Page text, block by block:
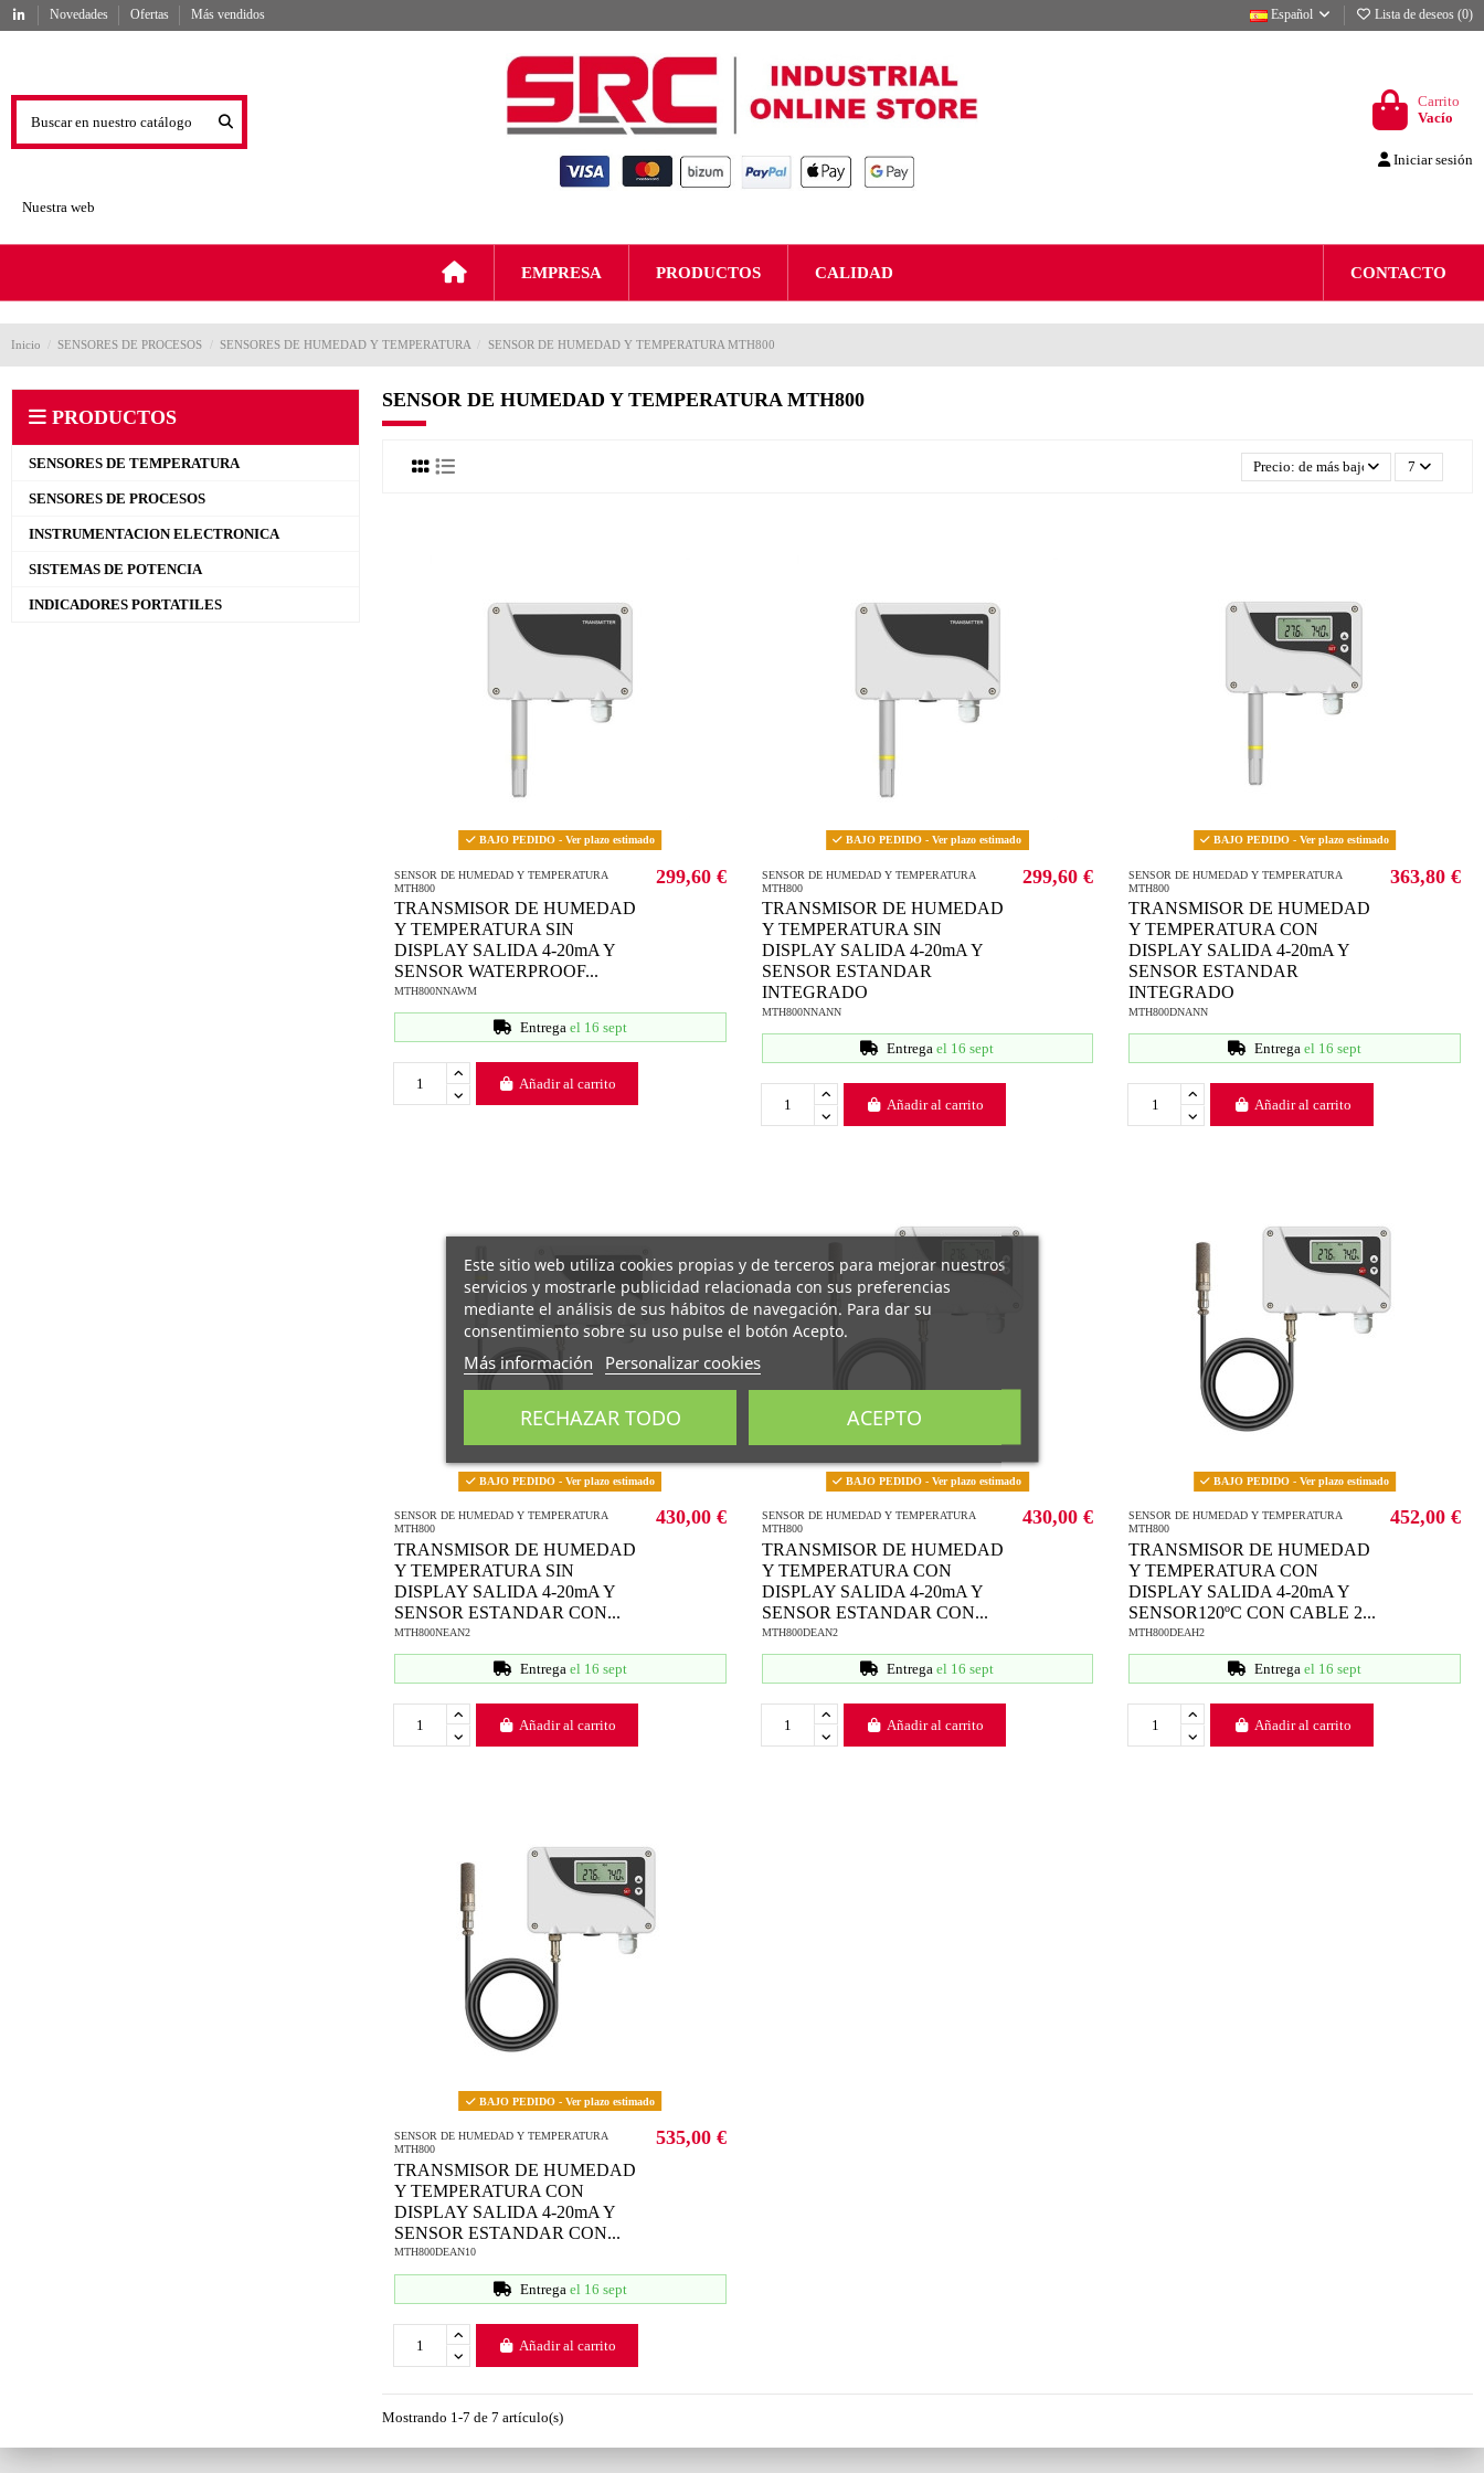
Novedades Ofertas Más vendidos Español Lista de deseos (0)
Carrito
Vacío
Iniciar sesión
Nuestra web
Este sitio web utiliza cookies propias y de terceros para mejorar nuestros
servicios y mostrarle publicidad relacionada con sus preferencias
mediante el análisis de sus hábitos de navegación. Para dar su
consentimiento sobre su uso pulse el botón Acepto.
Más información Personalizar cookies
RECHAZAR TODO ACEPTO
EMPRESA PRODUCTOS CALIDAD CONTACTO
Inicio SENSORES DE PROCESOS SENSORES DE HUMEDAD Y TEMPERATURA SENSOR DE HUMEDAD Y TEMPERATURA MTH800
SENSOR DE HUMEDAD Y TEMPERATURA MTH800
Precio: de más bajo a más alto
7
BAJO PEDIDO - Ver plazo estimado
SENSOR DE HUMEDAD Y TEMPERATURA
MTH800
TRANSMISOR DE HUMEDAD
Y TEMPERATURA SIN
DISPLAY SALIDA 4-20mA Y
SENSOR WATERPROOF...
MTH800NNAWM
299,60 €
Entrega el 16 sept
Añadir al carrito
BAJO PEDIDO - Ver plazo estimado
SENSOR DE HUMEDAD Y TEMPERATURA
MTH800
TRANSMISOR DE HUMEDAD
Y TEMPERATURA SIN
DISPLAY SALIDA 4-20mA Y
SENSOR ESTANDAR
INTEGRADO
MTH800NNANN
299,60 €
Entregael 16 sept
Añadir al carrito
BAJO PEDIDO - Ver plazo estimado
SENSOR DE HUMEDAD Y TEMPERATURA
MTH800
TRANSMISOR DE HUMEDAD
Y TEMPERATURA CON
DISPLAY SALIDA 4-20mA Y
SENSOR ESTANDAR
INTEGRADO
MTH800DNANN
363,80 €
Entregael 16 sept
Añadir al carrito
BAJO PEDIDO - Ver plazo estimado
SENSOR DE HUMEDAD Y TEMPERATURA
MTH800
TRANSMISOR DE HUMEDAD
Y TEMPERATURA SIN
DISPLAY SALIDA 4-20mA Y
SENSOR ESTANDAR CON...
MTH800NEAN2
430,00 €
Entrega el 16 sept
Añadir al carrito
BAJO PEDIDO - Ver plazo estimado
SENSOR DE HUMEDAD Y TEMPERATURA
MTH800
TRANSMISOR DE HUMEDAD
Y TEMPERATURA CON
DISPLAY SALIDA 4-20mA Y
SENSOR ESTANDAR CON...
MTH800DEAN2
430,00 €
Entregael 16 sept
Añadir al carrito
BAJO PEDIDO - Ver plazo estimado
SENSOR DE HUMEDAD Y TEMPERATURA
MTH800
TRANSMISOR DE HUMEDAD
Y TEMPERATURA CON
DISPLAY SALIDA 4-20mA Y
SENSOR120ºC CON CABLE 2...
MTH800DEAH2
452,00 €
Entregael 16 sept
Añadir al carrito
BAJO PEDIDO - Ver plazo estimado
SENSOR DE HUMEDAD Y TEMPERATURA
MTH800
TRANSMISOR DE HUMEDAD
Y TEMPERATURA CON
DISPLAY SALIDA 4-20mA Y
SENSOR ESTANDAR CON...
MTH800DEAN10
535,00 €
Entrega el 16 sept
Añadir al carrito
Mostrando 1-7 de 7 artículo(s)
PRODUCTOS
SENSORES DE TEMPERATURA
SENSORES DE PROCESOS
INSTRUMENTACION ELECTRONICA
SISTEMAS DE POTENCIA
INDICADORES PORTATILES